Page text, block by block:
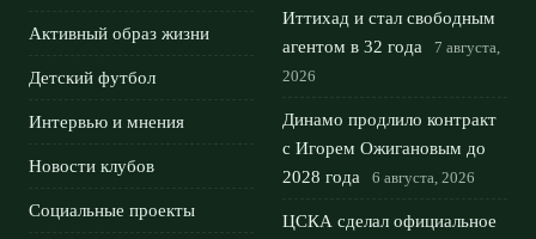
Активный образ жизни
Детский футбол
Интервью и мнения
Новости клубов
Социальные проекты
Иттихад и стал свободным
агентом в 32 года
7 августа,
2026
Динамо продлило контракт
с Игорем Ожигановым до
2028 года
6 августа, 2026
ЦСКА сделал официальное